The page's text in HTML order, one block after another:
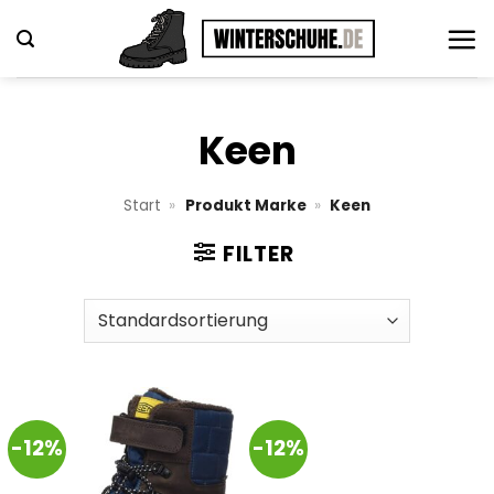
Inhalt
springen
Keen
Start » Produkt Marke » Keen
FILTER
-12% -12%